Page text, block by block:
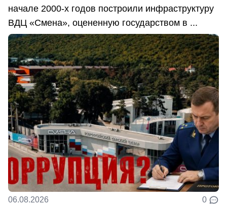
начале 2000-х годов построили инфраструктуру
ВДЦ «Смена», оцененную государством в ...
06.08.2026 0